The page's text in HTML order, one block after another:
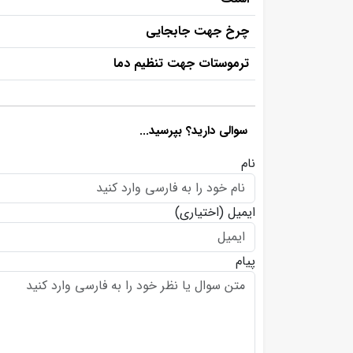
چرخ جهت جابجایی
ترموستات جهت تنظیم دما
سوالی دارید؟ بپرسید...
نام
ایمیل (اختیاری)
پیام